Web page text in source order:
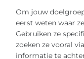
Om jouw
eerst weten waar
Gebruiken ze
zoeken ze vooral
informatie te